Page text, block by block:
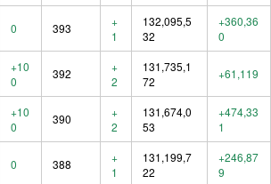
0 393
+
1
132,095,5
32
+360,36
0
+10
0
392
+
2
131,735,1
72
+61,119
+10
0
390
+
2
131,674,0
53
+474,33
1
0 388
+
1
131,199,7
22
+246,87
9